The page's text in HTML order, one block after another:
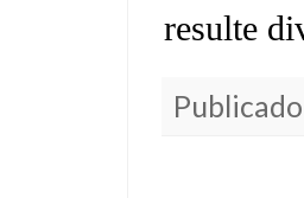
resulte